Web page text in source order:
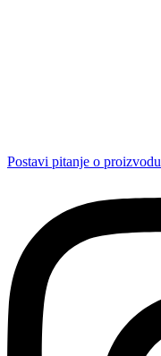
Postavi pitanje o proizvodu